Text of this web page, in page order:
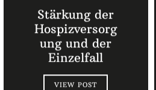
Stärkung der
Hospizversorg
ung und der
Einzelfall
VIEW POST